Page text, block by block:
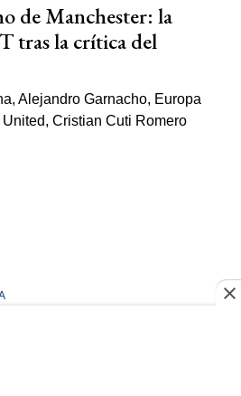
de Manchester: la
tras la crítica del